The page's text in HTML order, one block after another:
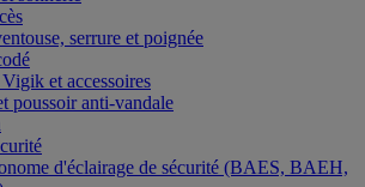
serrure et poignée
et accessoires
poussoir anti-vandale
d'éclairage de sécurité (BAES, BAEH,